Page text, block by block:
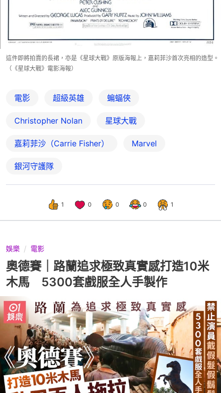
這件即將拍賣的長裙，亦是《星球大戰》原版海報上，嘉莉菲沙首次亮相的造型。
（《星球大戰》電影海報）
電影 超級英雄 蝙蝠俠
Christopher Nolan 星球大戰
嘉莉菲沙（Carrie Fisher） Marvel
銀河守護隊
1 0 0 0 1
娛樂 電影
奧德賽｜路蘭追求極致真實感打造10米
木馬 5300套戲服全人手製作